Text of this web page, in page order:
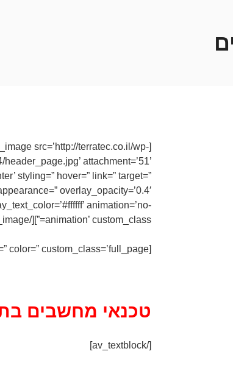
src=’http://terratec.co.il/wp-
attachment=’51’
styling=” hover=” link=” target=”
overlay_opacity=’0.4′
animation=’no-
animation’ custom_class=”][/av_image]
[av_textblock size=” font_color=” color=” custom_class=’full_page’]
טכנאי מחשבים
[/av_textblock]